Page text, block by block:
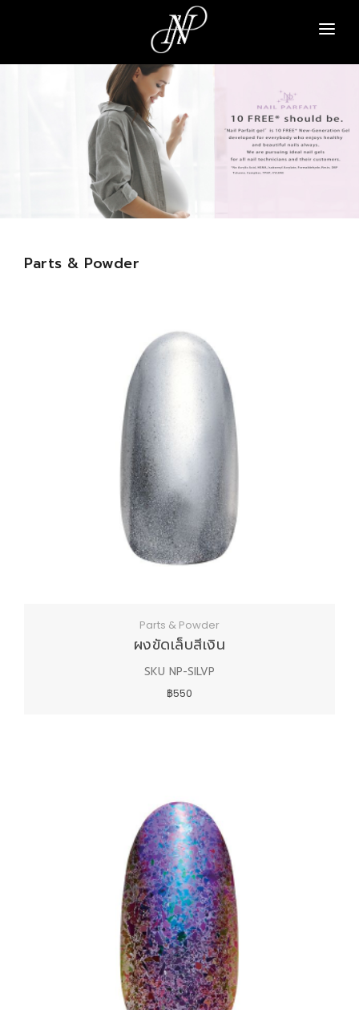
NAVI A
NAIL PARFAIT
SIGN UP
Parts & Powder
Parts & Powder
ผงขัดเล็บสีเงิน
SKU NP-SILVP
฿550